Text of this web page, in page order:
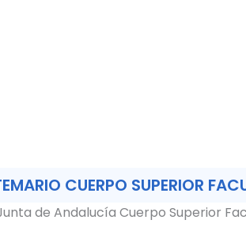
CUERPO SUPERIOR
de Andalucía Cuerpo Superior